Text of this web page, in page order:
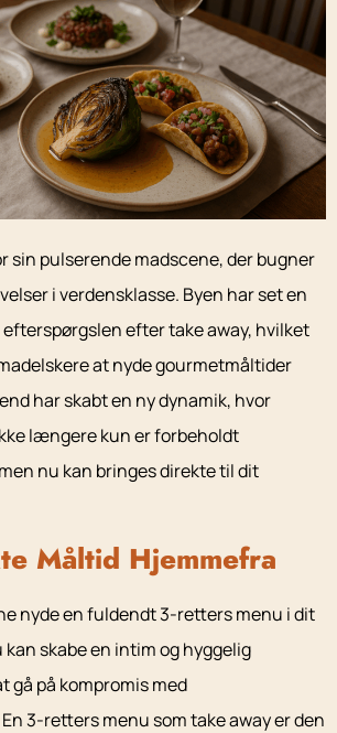
sin pulserende madscene, der bugner
i verdensklasse. Byen har set en
efter take away, hvilket
at nyde gourmetmåltider
har skabt en ny dynamik, hvor
længere kun er forbeholdt
nu kan bringes direkte til dit
Måltid Hjemmefra
nyde en fuldendt 3-retters menu i dit
skabe en intim og hyggelig
på kompromis med
3-retters menu som take away er den